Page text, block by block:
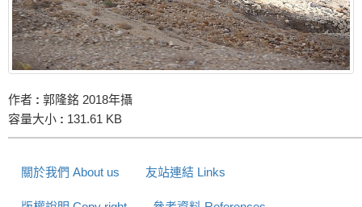
作者 : 郭隆銘 2018年攝
容量大小 : 131.61 KB
關於我們 About us 友站連結 Links